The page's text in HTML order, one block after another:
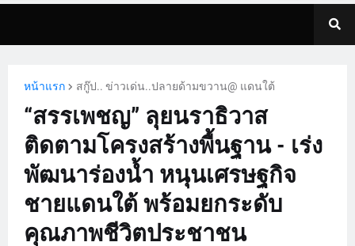
หน้าแรก สกู๊ป.. ข่าวเด่น..ปลายด้ามขวาน@ แดนใต้
“สรรเพชญ” ลุยนราธิวาส
ติดตามโครงสร้างพื้นฐาน - เร่ง
พัฒนาร่องน้ำ หนุนเศรษฐกิจ
ชายแดนใต้ พร้อมยกระดับ
คุณภาพชีวิตประชาชน